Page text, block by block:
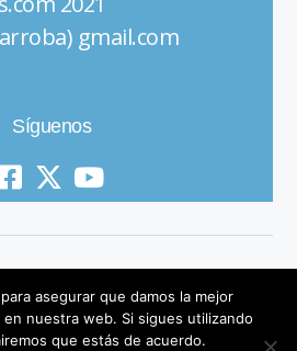
gmail.com
Síguenos
All Rights Reserved
asegurar que damos la mejor
nuestra web. Si sigues utilizando
que estás de acuerdo.